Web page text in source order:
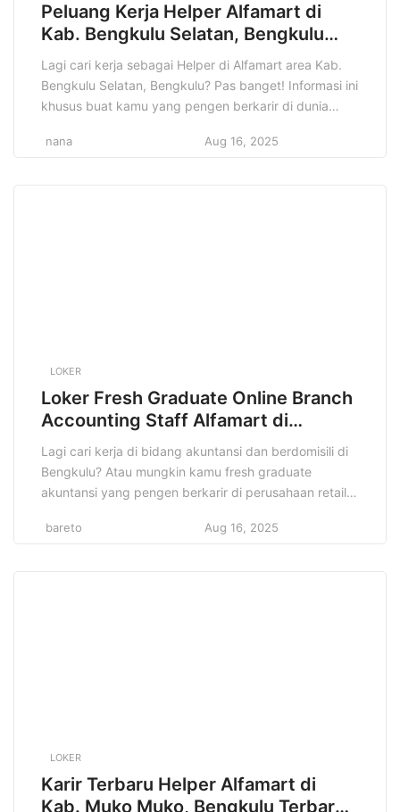
Peluang Kerja Helper Alfamart di
Kab. Bengkulu Selatan, Bengkulu
Terbaru Tahun 2025
Lagi cari kerja sebagai Helper di Alfamart area Kab.
Bengkulu Selatan, Bengkulu? Pas banget! Informasi ini
khusus buat kamu yang pengen berkarir di dunia
Di artikel ini, kita bakal kupas tuntas semua hal
nana Aug 16, 2025
LOKER
Loker Fresh Graduate Online Branch
Accounting Staff Alfamart di
Bengkulu Terbaru
Lagi cari kerja di bidang akuntansi dan berdomisili di
Bengkulu? Atau mungkin kamu fresh graduate
akuntansi yang pengen berkarir di perusahaan retail
Staff Alfamart di Bengkulu ini bisa jadi jawaban yang
bareto Aug 16, 2025
LOKER
Karir Terbaru Helper Alfamart di
Kab. Muko Muko, Bengkulu Terbaru